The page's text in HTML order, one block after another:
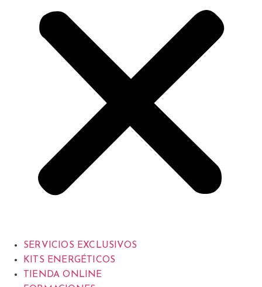
SERVICIOS EXCLUSIVOS
KITS ENERGÉTICOS
TIENDA ONLINE